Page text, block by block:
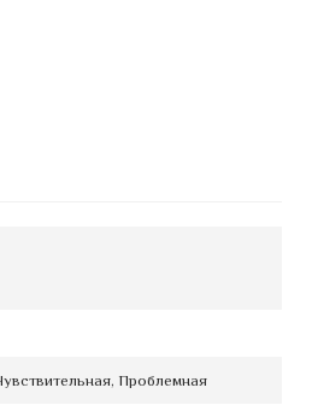
Проблемная